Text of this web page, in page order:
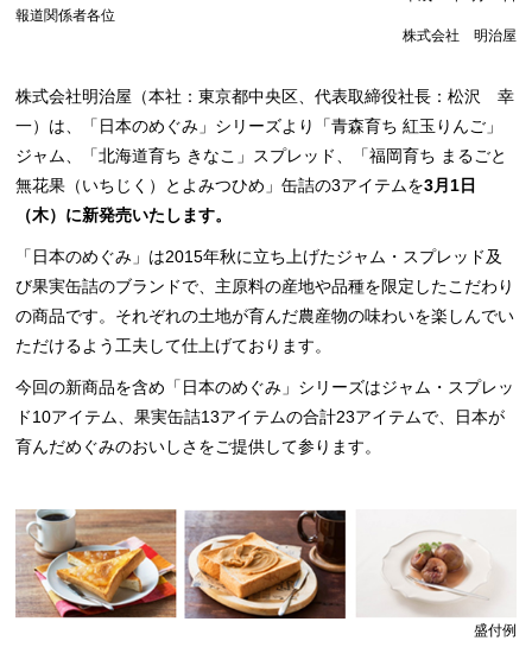
報道関係者各位
株式会社 明治屋
株式会社明治屋（本社：東京都中央区、代表取締役社長：松沢 幸
一）は、「日本のめぐみ」シリーズより「青森育ち 紅玉りんご」
ジャム、「北海道育ち きなこ」スプレッド、「福岡育ち まるごと
無花果（いちじく）とよみつひめ」缶詰の3アイテムを3月1日
（木）に新発売いたします。
「日本のめぐみ」は2015年秋に立ち上げたジャム・スプレッド及
び果実缶詰のブランドで、主原料の産地や品種を限定したこだわり
の商品です。それぞれの土地が育んだ農産物の味わいを楽しんでい
ただけるよう工夫して仕上げております。
今回の新商品を含め「日本のめぐみ」シリーズはジャム・スプレッ
ド10アイテム、果実缶詰13アイテムの合計23アイテムで、日本が
育んだめぐみのおいしさをご提供して参ります。
盛付例